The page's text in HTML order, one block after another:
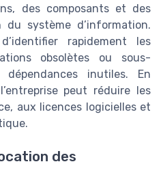
des composants et des
système d’information.
rapidement les
obsolètes ou sous-
inutiles. En
peut réduire les
aux licences logicielles et
des